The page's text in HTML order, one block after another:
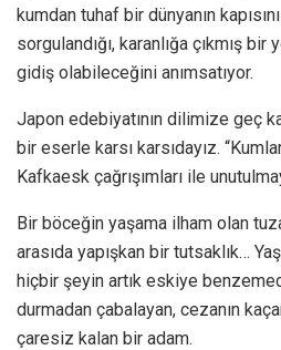
kumdan tuhaf bir dünyanın
sorgulandığı, karanlığa çıkmış
gidiş olabileceğini anımsatıyor.
Japon edebiyatının dilimize geç
bir eserle karsı karsıdayız.
Kafkaesk çağrışımları ile
Bir böceğin yaşama ilham olan
arasıda yapışkan bir tutsaklık…
hiçbir şeyin artık eskiye
durmadan çabalayan, cezanın
çaresiz kalan bir adam.